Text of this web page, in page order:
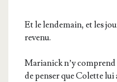
Et le len­de­main, et les
revenu.
Maria­nick n’y com­prend
de pen­ser que Colette lui